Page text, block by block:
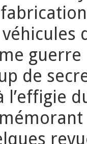
guerre
de
l’effigie